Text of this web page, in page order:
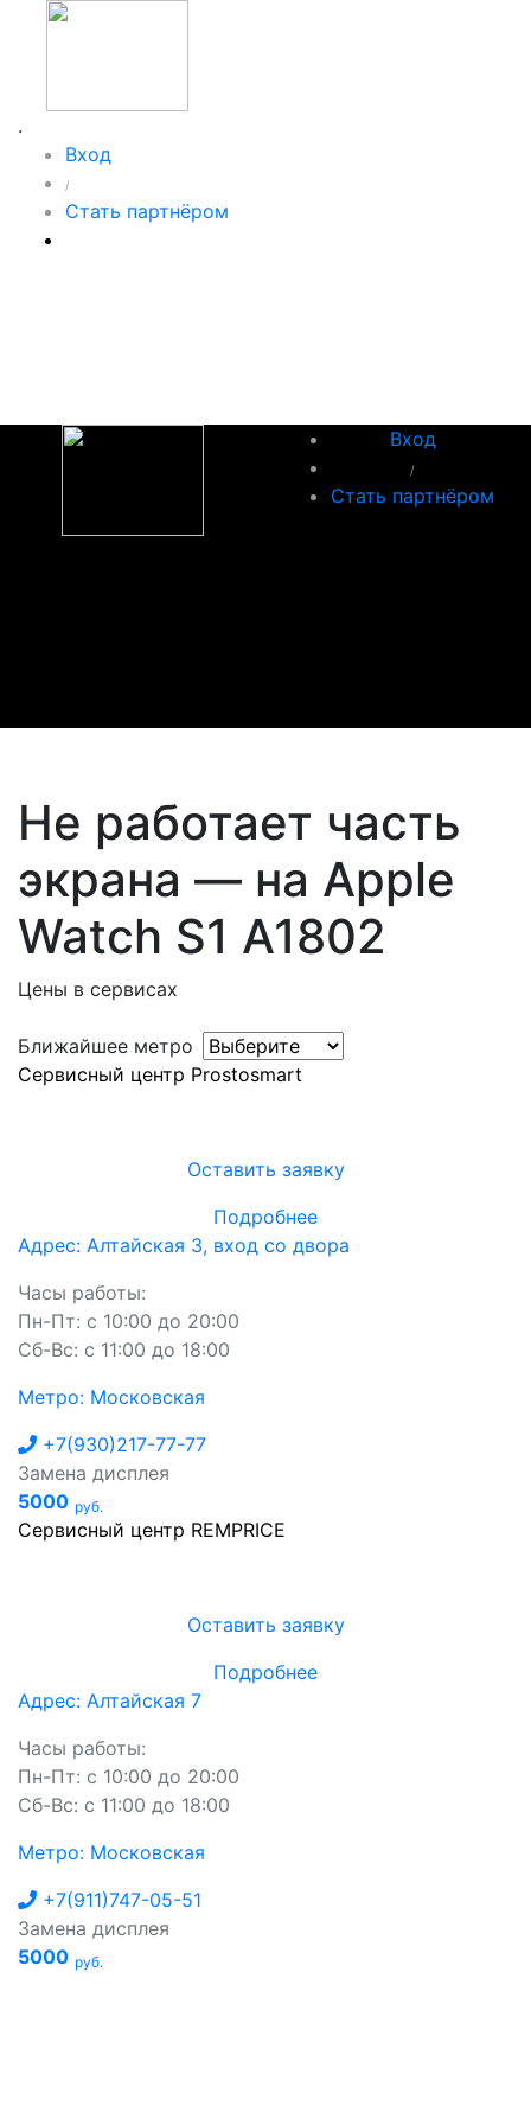
.
Вход
/
Стать партнёром
Вход
/
Стать партнёром
Не работает часть
экрана — на Apple
Watch S1 A1802
Цены в сервисах
Ближайшее метро
Сервисный центр Prostosmart
Оставить заявку
Подробнее
Адрес: Алтайская 3, вход со двора
Часы работы:
Пн-Пт: с 10:00 до 20:00
Сб-Вс: с 11:00 до 18:00
Метро: Московская
+7(930)217-77-77
Замена дисплея
5000 руб.
Сервисный центр REMPRICE
Оставить заявку
Подробнее
Адрес: Алтайская 7
Часы работы:
Пн-Пт: с 10:00 до 20:00
Сб-Вс: с 11:00 до 18:00
Метро: Московская
+7(911)747-05-51
Замена дисплея
5000 руб.